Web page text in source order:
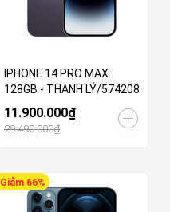
IPHONE 14 PRO MAX
128GB - THANH LÝ/574208
11.900.000₫
29.490.000₫
Giảm 66%